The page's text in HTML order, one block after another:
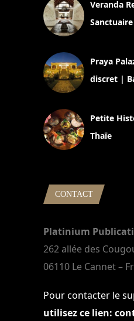
Veranda
Praya
discret |
Petite
Thaïe
CONTACT
Platinium
262 allée des
06110 Le Cannet –
Pour contacter le
utilisez ce lien: